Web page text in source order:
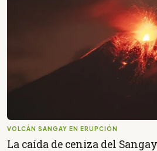
VOLCÁN SANGAY EN ERUPCIÓN
La caída de ceniza del